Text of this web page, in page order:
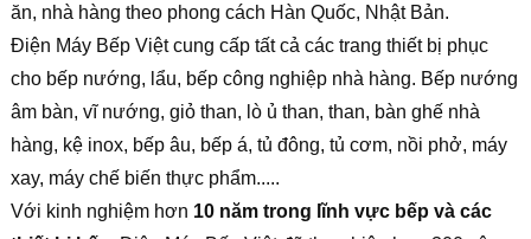
ăn, nhà hàng theo phong cách Hàn Quốc, Nhật Bản.
Điện Máy Bếp Việt cung cấp tất cả các trang thiết bị phục
cho bếp nướng, lẩu, bếp công nghiệp nhà hàng. Bếp nướng
âm bàn, vĩ nướng, giỏ than, lò ủ than, than, bàn ghế nhà
hàng, kệ inox, bếp âu, bếp á, tủ đông, tủ cơm, nồi phở, máy
xay, máy chế biến thực phẩm.....
Với kinh nghiệm hơn 10 năm trong lĩnh vực bếp và các